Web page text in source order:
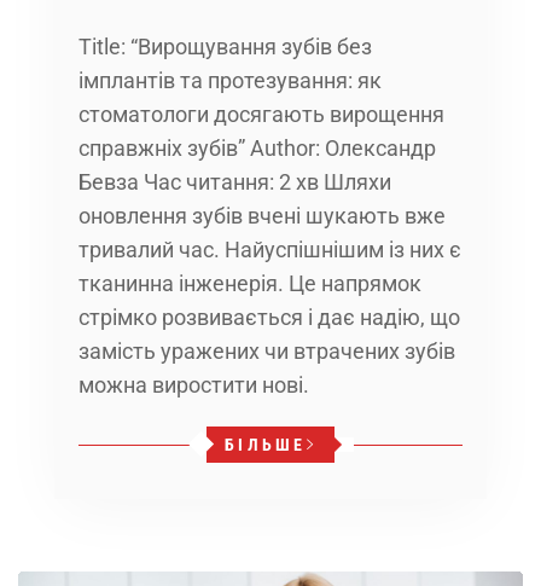
Title: “Вирощування зубів без
імплантів та протезування: як
стоматологи досягають вирощення
справжніх зубів” Author: Олександр
Бевза Час читання: 2 хв Шляхи
оновлення зубів вчені шукають вже
тривалий час. Найуспішнішим із них є
тканинна інженерія. Це напрямок
стрімко розвивається і дає надію, що
замість уражених чи втрачених зубів
можна виростити нові.
БІЛЬШЕ